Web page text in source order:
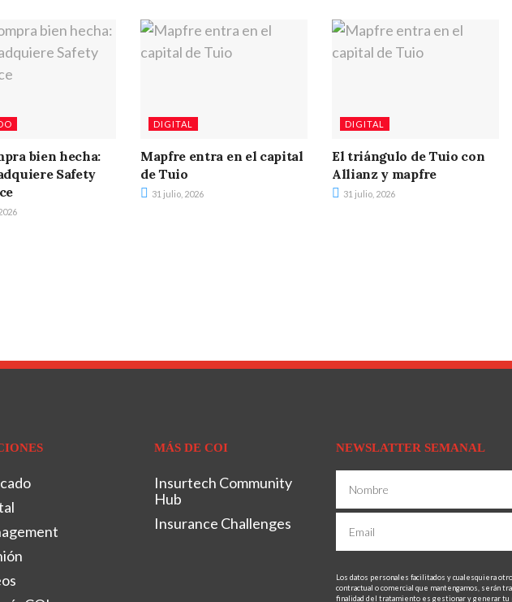
bien hecha:
Safety
DIGITAL
Mapfre entra en el capital
de Tuio
31 julio, 2026
DIGITAL
El triángulo de Tuio con
Allianz y mapfre
31 julio, 2026
MÁS DE COI
Insurtech Community
Hub
Insurance Challenges
NEWSLATTER SEMANAL
Los datos personales facilitados y cualesquiera
contractual o comercial que mantengamos, serán
finalidad del tratamiento es gestionar y generar